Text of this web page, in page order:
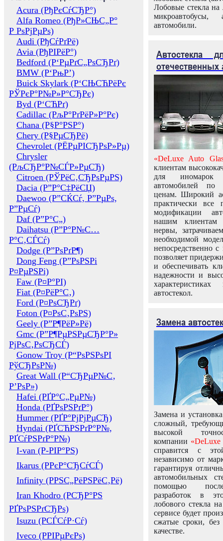
Acura (РђРєСѓСЂР°)
Alfa Romeo (РђР»СЊС„Р°
Р РѕРјРµРѕ)
Audi (РђСѓРґРё)
Avia (РђРІРёР°)
Bedford (Р‘РµРґС„РѕСЂРґ)
BMW (Р‘РњР’)
Buick Skylark (Р‘СЊСЋРёРє
РЎРєР°Р№Р»Р°СЂРє)
Byd (Р‘СЋРґ)
Cadillac (РљР°РґРёР»Р°Рє)
Chana (Р§Р°РЅР°)
Chery (Р§РµСЂРё)
Chevrolet (РЁРµРІСЂРѕР»Рµ)
Chrysler
(РљСЂР°Р№СЃР»РµСЂ)
Citroen (РЎРёС‚СЂРѕРµРЅ)
Dacia (Р”Р°С‡РёСЏ)
Daewoo (Р”СЌСѓ, Р”РµРѕ,
Р”РµСѓ)
Daf (Р”Р°С„)
Daihatsu (Р”Р°Р№С…
Р°С‚СЃСѓ)
Dodge (Р”РѕРґР¶)
Dong Feng (Р”РѕРЅРі
Р¤РµРЅРі)
Faw (Р¤Р°РІ)
Fiat (Р¤РёР°С‚)
Ford (Р¤РѕСЂРґ)
Foton (Р¤РѕС‚РѕРЅ)
Geely (Р”Р¶РёР»Рё)
Gmc (Р”Р¶РµРЅРµСЂР°Р»
РјРѕС‚РѕСЂСЃ)
Gonow Troy (Р“РѕРЅРѕРІ
РўСЂРѕР№)
Great Wall (Р“СЂРµР№С‚
Р’РѕР»)
Hafei (РҐР°С„РµР№)
Honda (РҐРѕРЅРґР°)
Hummer (РҐР°РјРјРµСЂ)
Hyndai (РҐСЋРЅРґР°Р№,
РҐСѓРЅРґР°Р№)
I-van (Р-РІР°РЅ)
Ikarus (РРєР°СЂСѓСЃ)
Infinity (РРЅС„РёРЅРёС‚Рё)
Iran Khodro (РСЂР°РЅ
РҐРѕРЅРґСЂРѕ)
Isuzu (РСЃСѓР·Сѓ)
Iveco (РРІРµРєРѕ)
Лобовые стекла на
микроавтобусы,
автомобили.
Автостекла
отечественных
«DeLuxe Auto
клиентам
для иномарок
автомобилей
ценам. Широкий
практически все
модификации
нашим клиентам
нервы,
необходимой
непосредственно
позволяет
и обеспечивать
надежности и
автостекол.
Замена
Замена и
сложный,
высокой
компании «DeLuxe
справится с
независимо от
гарантируя
автомобильных
помощью
разработок в
лобового стекла
сервисе будет
сжатые сроки,
качестве.